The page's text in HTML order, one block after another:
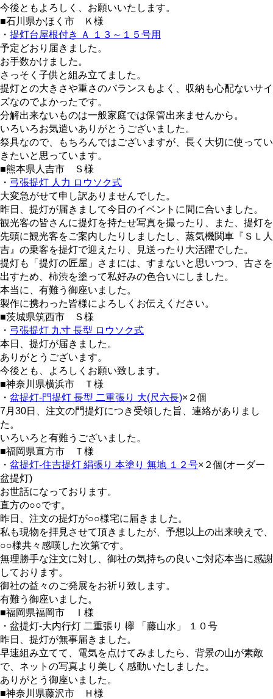
今後ともよろしく、お願いいたします。
■石川県かほく市 Ｋ様
・ 提灯台屋根付き Ａ １３～１５号用
予定どおり届きました。
お手数かけました。
さっそく子供と組み立てました。
提灯との大きさや重さのバランスもよく、収納も心配ないサイ
ズなのでよかったです。
分解出来ないものは一般家庭では保管出来ませんから。
いろいろお気遣いありがとうございました。
祭具なので、もちろんではございますが、長く大切に使ってい
きたいと思っています。
■熊本県人吉市 Ｓ様
・ 弓張提灯 人力 ロウソク式
大変急がせて申し訳ありませんでした。
昨日、提灯が届きまして今日のイベントに間に合いました。
観光客の皆さんに提灯を持たせ写真を撮ったり、また、提灯を
先頭に観光客をご案内したりしましたし、蒸気機関車『ＳＬ人
吉』の乗客を提灯で迎えたり、見送ったり大活躍でした。
提灯も「提灯の匠屋」さまには、すまないと思いつつ、古さを
出すため、柿渋を塗って私好みの色合いにしました。
本当に、有難う御座いました。
製作に携わった皆様によろしくお伝えください。
■茨城県筑西市 Ｓ様
・ 弓張提灯 九寸 長型 ロウソク式
本日、提灯が届きました。
ありがとうございます。
今後とも、よろしくお願い致します。
■神奈川県横浜市 Ｔ様
・ 盆提灯-門提灯 長型 二重張り 大(尺六長)×２個
7月30日、注文の門提灯につき受領した旨、連絡がありまし
た。
いろいろと有難うございました。
■福岡県直方市 Ｔ様
・ 盆提灯-住吉提灯 絹張り 本塗り 無地 １２号×２個(オーダー
盆提灯)
お世話になっております。
直方の○○です。
昨日、注文の提灯が○○様宅に届きました。
私も現物を拝見させて頂きましたが、予想以上の出来映えで、
○○様共々感嘆した次第です。
無理勝手な注文に対し、御社の気持ちの良いご対応本当に感謝
しております。
御社の益々のご発展をお祈り致します。
有難う御座いました。
■福岡県福岡市 Ｉ様
・盆提灯-大内行灯 二重張り 欅 「藤山水」 １０号
昨日、提灯が無事届きました。
早速組み立てて、電気を点けてみましたら、背景の山が素敵
で、ネットの写真より美しく感動いたしました。
ありがとう御座いました。
■神奈川県藤沢市 Ｈ様